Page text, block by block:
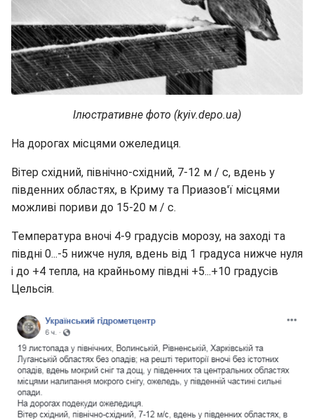
Ілюстративне фото (kyiv.depo.ua)
На дорогах місцями ожеледиця.
Вітер східний, північно-східний, 7-12 м / с, вдень у
південних областях, в Криму та Приазов'ї місцями
можливі пориви до 15-20 м / с.
Температура вночі 4-9 градусів морозу, на заході та
півдні 0...-5 нижче нуля, вдень від 1 градуса нижче нуля
і до +4 тепла, на крайньому півдні +5...+10 градусів
Цельсія.